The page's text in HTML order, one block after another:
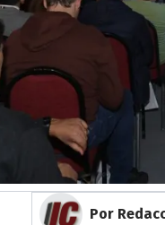
Por